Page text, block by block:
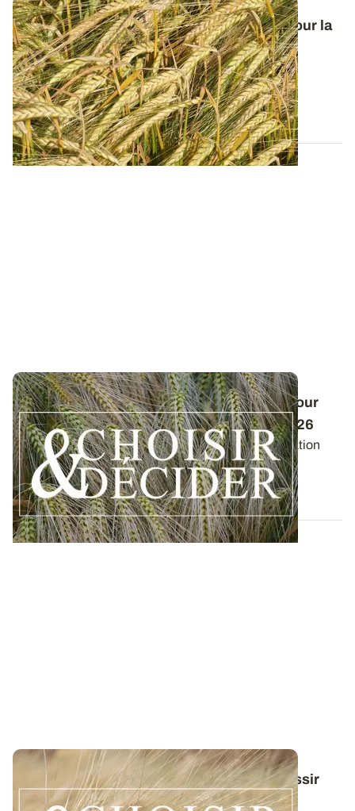
Orge de printemps : nos préconisations pour la
campagne 2026
Retrouvez tous les résultats d’essais de la dernière
campagne et nos préconisations pour...
13 FÉVR. 2026
Conduite des orges d'hiver : des guides pour
réussir ses interventions au printemps 2026
Retrouvez les préconisations en matière de fertilisation
azotée et de protection des orges...
12 DÉC. 2025
Conduite du blé dur : des guides pour réussir
ses interventions au printemps 2026